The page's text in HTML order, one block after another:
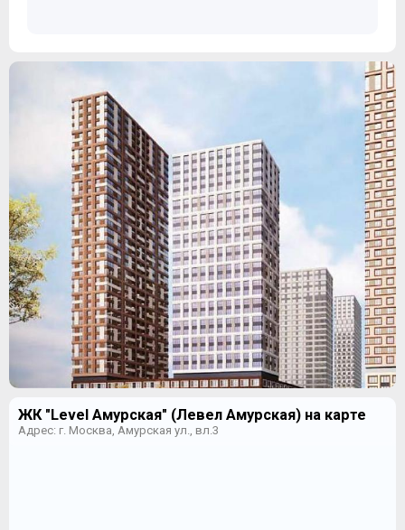
ЖК "Level Амурская" (Левел Амурская) на карте
Адрес: г. Москва, Амурская ул., вл.3